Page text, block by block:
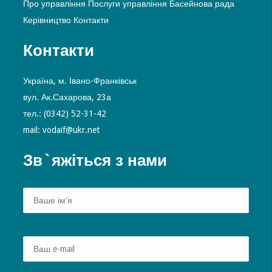
Про управління Послуги управління Басейнова рада
Керівництво Контакти
Контакти
Україна, м. Івано-Франківськ
вул. Ак.Сахарова, 23а
тел.: (0342) 52-31-42
mail: vodaif@ukr.net
Зв`яжіться з нами